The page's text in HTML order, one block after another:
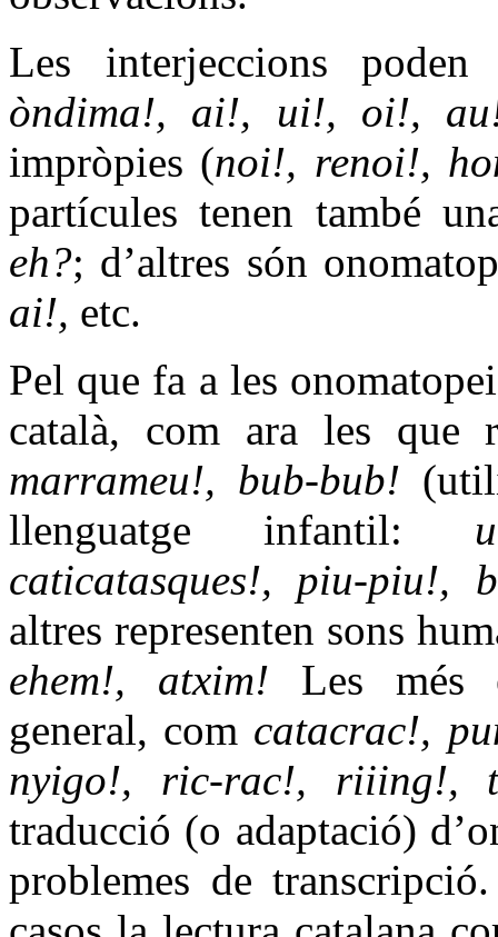
Les interjeccions
òndima!, ai!, ui!, oi!,
impròpies (noi!, renoi!,
partícules tenen també
eh?; d’altres són
ai!, etc.
Pel que fa a les
català, com ara les que
marrameu!, bub-bub!
llenguatge infantil:
caticatasques!, piu-piu!,
altres representen sons
ehem!, atxim! Les més
general, com catacrac!,
nyigo!, ric-rac!, riiing!,
traducció (o adaptació)
problemes de